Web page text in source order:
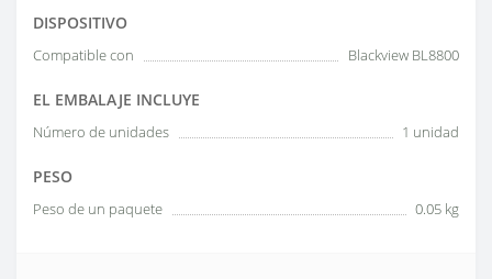
DISPOSITIVO
Compatible con Blackview BL8800
EL EMBALAJE INCLUYE
Número de unidades 1 unidad
PESO
Peso de un paquete 0.05 kg